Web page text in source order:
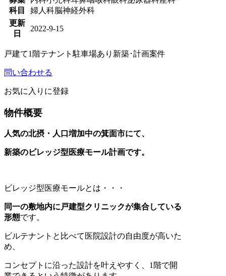
科目
婦人科脳神経外科
更新
日
2022-9-15
戸建て1階テナント 駐車場あり 新築･計画案件
問い合わせる
お気に入りに登録
物件概要
人気の北摂・人口増加中の箕面市にて、
新築のビレッジ型医療モール計画です。
ビレッジ型医療モールとは・・・
同一の敷地内に戸建型クリニックが集合している
形態です。
ビルテナントと比べて医院設計の自由度が高いた
め、
コンセプトに沿った設計を叶えやすく、1階で開